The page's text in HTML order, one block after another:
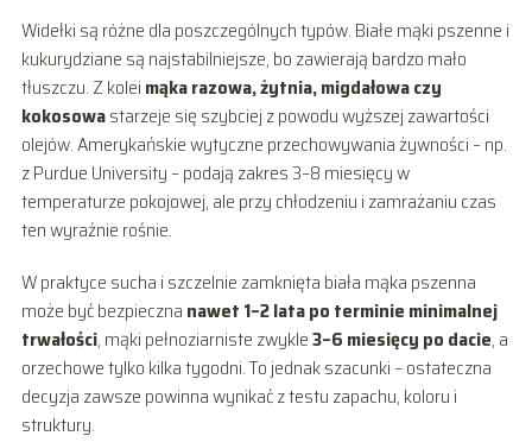
Widełki są różne dla poszczególnych typów. Białe mąki pszenne i
kukurydziane są najstabilniejsze, bo zawierają bardzo mało
tłuszczu. Z kolei mąka razowa, żytnia, migdałowa czy
kokosowastarzeje się szybciej z powodu wyższej zawartości
olejów. Amerykańskie wytyczne przechowywania żywności – np.
z Purdue University – podają zakres 3–8 miesięcy w
temperaturze pokojowej, ale przy chłodzeniu i zamrażaniu czas
ten wyraźnie rośnie.
W praktyce sucha i szczelnie zamknięta biała mąka pszenna
może być bezpieczna nawet 1–2 lata po terminie minimalnej
trwałości, mąki pełnoziarniste zwykle3–6 miesięcy po dacie, a
orzechowe tylko kilka tygodni. To jednak szacunki – ostateczna
decyzja zawsze powinna wynikać z testu zapachu, koloru i
struktury.